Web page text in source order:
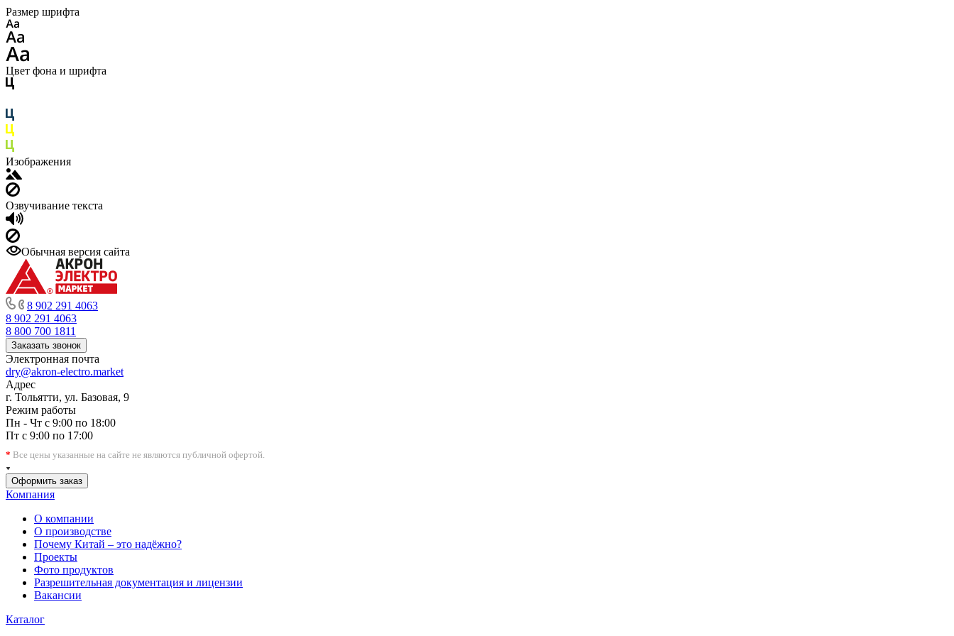
Размер шрифта
Цвет фона и шрифта
Изображения
Озвучивание текста
Обычная версия сайта
8 902 291 4063
8 902 291 4063
8 800 700 1811
Заказать звонок
Электронная почта
dry@akron-electro.market
Адрес
г. Тольятти, ул. Базовая, 9
Режим работы
Пн - Чт с 9:00 по 18:00
Пт с 9:00 по 17:00
* Все цены указанные на сайте не являются публичной офертой.
Оформить заказ
Компания
О компании
О производстве
Почему Китай – это надёжно?
Проекты
Фото продуктов
Разрешительная документация и лицензии
Вакансии
Каталог